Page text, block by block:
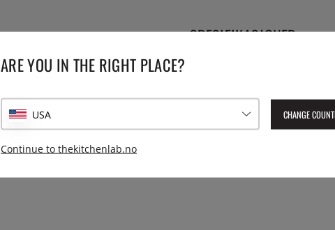
SPESIFIKASJONER
Lev. artikkelnummer:
8590453737551
ARE YOU IN THE RIGHT PLACE?
USA CHANGE
Continue to thekitchenlab.no